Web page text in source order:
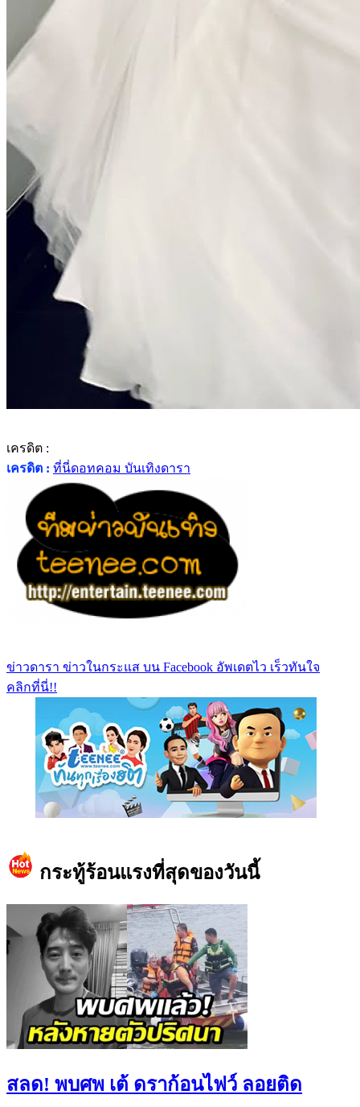
เครดิต :
เครดิต : ที่นี่ดอทคอม บันเทิงดารา
ข่าวดารา ข่าวในกระแส บน Facebook อัพเดตไว เร็วทันใจ
คลิกที่นี่!!
กระทู้ร้อนแรงที่สุดของวันนี้
สลด! พบศพ เต้ ดราก้อนไฟว์ ลอยติด